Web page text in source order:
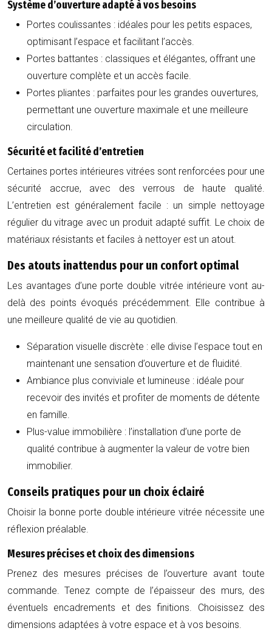
Système d’ouverture adapté à vos besoins
Portes coulissantes : idéales pour les petits espaces,
optimisant l’espace et facilitant l’accès.
Portes battantes : classiques et élégantes, offrant une
ouverture complète et un accès facile.
Portes pliantes : parfaites pour les grandes ouvertures,
permettant une ouverture maximale et une meilleure
circulation.
Sécurité et facilité d’entretien
Certaines portes intérieures vitrées sont renforcées pour une
sécurité accrue, avec des verrous de haute qualité.
L’entretien est généralement facile : un simple nettoyage
régulier du vitrage avec un produit adapté suffit. Le choix de
matériaux résistants et faciles à nettoyer est un atout.
Des atouts inattendus pour un confort optimal
Les avantages d’une porte double vitrée intérieure vont au-
delà des points évoqués précédemment. Elle contribue à
une meilleure qualité de vie au quotidien.
Séparation visuelle discrète : elle divise l’espace tout en
maintenant une sensation d’ouverture et de fluidité.
Ambiance plus conviviale et lumineuse : idéale pour
recevoir des invités et profiter de moments de détente
en famille.
Plus-value immobilière : l’installation d’une porte de
qualité contribue à augmenter la valeur de votre bien
immobilier.
Conseils pratiques pour un choix éclairé
Choisir la bonne porte double intérieure vitrée nécessite une
réflexion préalable.
Mesures précises et choix des dimensions
Prenez des mesures précises de l’ouverture avant toute
commande. Tenez compte de l’épaisseur des murs, des
éventuels encadrements et des finitions. Choisissez des
dimensions adaptées à votre espace et à vos besoins.